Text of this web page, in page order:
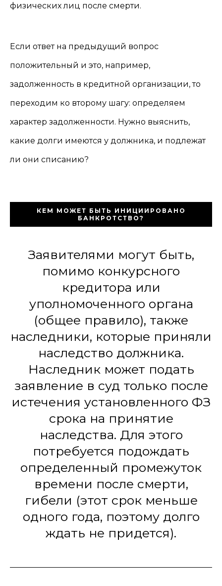
физических лиц после смерти.
Если ответ на предыдущий вопрос
положительный и это, например,
задолженность в кредитной организации, то
переходим ко второму шагу: определяем
характер задолженности. Нужно выяснить,
какие долги имеются у должника, и подлежат
ли они списанию?
КЕМ МОЖЕТ БЫТЬ ИНИЦИИРОВАНО
БАНКРОТСТВО?
Заявителями могут быть,
помимо конкурсного
кредитора или
уполномоченного органа
(общее правило), также
наследники, которые приняли
наследство должника.
Наследник может подать
заявление в суд только после
истечения установленного ФЗ
срока на принятие
наследства. Для этого
потребуется подождать
определенный промежуток
времени после смерти,
гибели (этот срок меньше
одного года, поэтому долго
ждать не придется).